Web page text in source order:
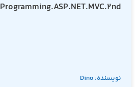
Programming.ASP.NET.MVC.2nd
نویسنده: Dino